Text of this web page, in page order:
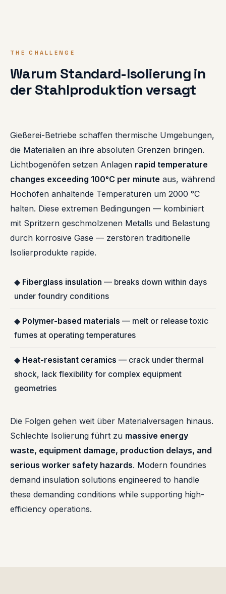
THE CHALLENGE
Warum Standard-Isolierung in
der Stahlproduktion versagt
Gießerei-Betriebe schaffen thermische Umgebungen,
die Materialien an ihre absoluten Grenzen bringen.
Lichtbogenöfen setzen Anlagen rapid temperature
changes exceeding 100°C per minute aus, während
Hochöfen anhaltende Temperaturen um 2000 °C
halten. Diese extremen Bedingungen — kombiniert
mit Spritzern geschmolzenen Metalls und Belastung
durch korrosive Gase — zerstören traditionelle
Isolierprodukte rapide.
◆ Fiberglass insulation — breaks down within days
under foundry conditions
◆ Polymer-based materials — melt or release toxic
fumes at operating temperatures
◆ Heat-resistant ceramics — crack under thermal
shock, lack flexibility for complex equipment
geometries
Die Folgen gehen weit über Materialversagen hinaus.
Schlechte Isolierung führt zu massive energy
waste, equipment damage, production delays, and
serious worker safety hazards. Modern foundries
demand insulation solutions engineered to handle
these demanding conditions while supporting high-
efficiency operations.